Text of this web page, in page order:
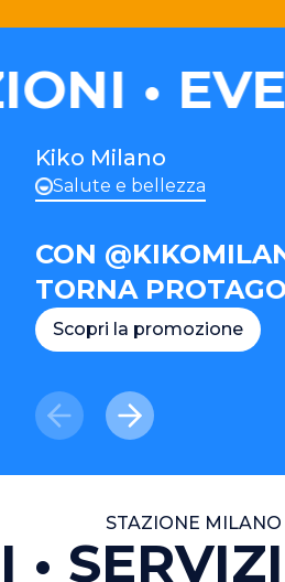
Kiko Milano
Salute e bellezza
CON
TORNA
Scopri la promozione
STAZIONE
SERVIZI